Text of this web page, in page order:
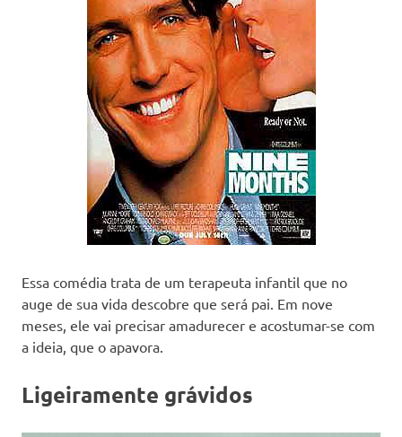
Essa comédia trata de um terapeuta infantil que no
auge de sua vida descobre que será pai. Em nove
meses, ele vai precisar amadurecer e acostumar-se com
a ideia, que o apavora.
Ligeiramente grávidos